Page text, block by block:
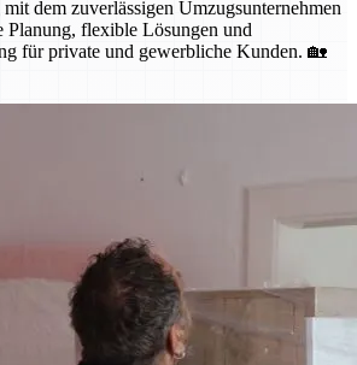
dem zuverlässigen Umzugsunternehmen
Planung, flexible Lösungen und
für private und gewerbliche Kunden. 🏡